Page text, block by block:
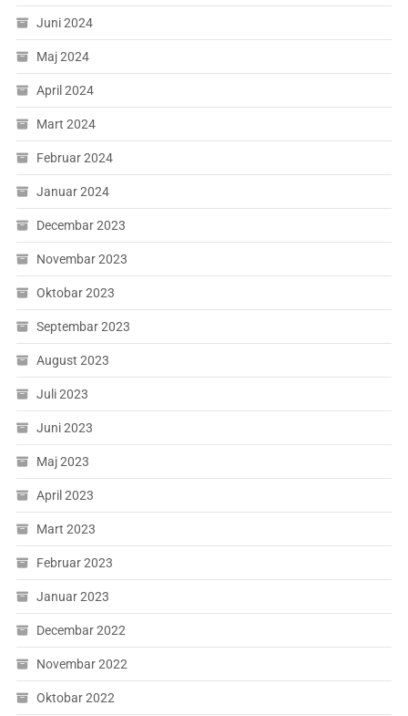
Juni 2024
Maj 2024
April 2024
Mart 2024
Februar 2024
Januar 2024
Decembar 2023
Novembar 2023
Oktobar 2023
Septembar 2023
August 2023
Juli 2023
Juni 2023
Maj 2023
April 2023
Mart 2023
Februar 2023
Januar 2023
Decembar 2022
Novembar 2022
Oktobar 2022